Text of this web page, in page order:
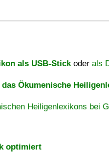
als USB-Stickoder als
Ökumenische
Heiligenlexikons bei
optimiert